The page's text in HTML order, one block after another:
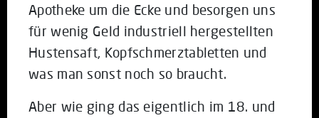
Apotheke um die Ecke und besorgen uns
für wenig Geld industriell hergestellten
Hustensaft, Kopfschmerztabletten und
was man sonst noch so braucht.
Aber wie ging das eigentlich im 18. und